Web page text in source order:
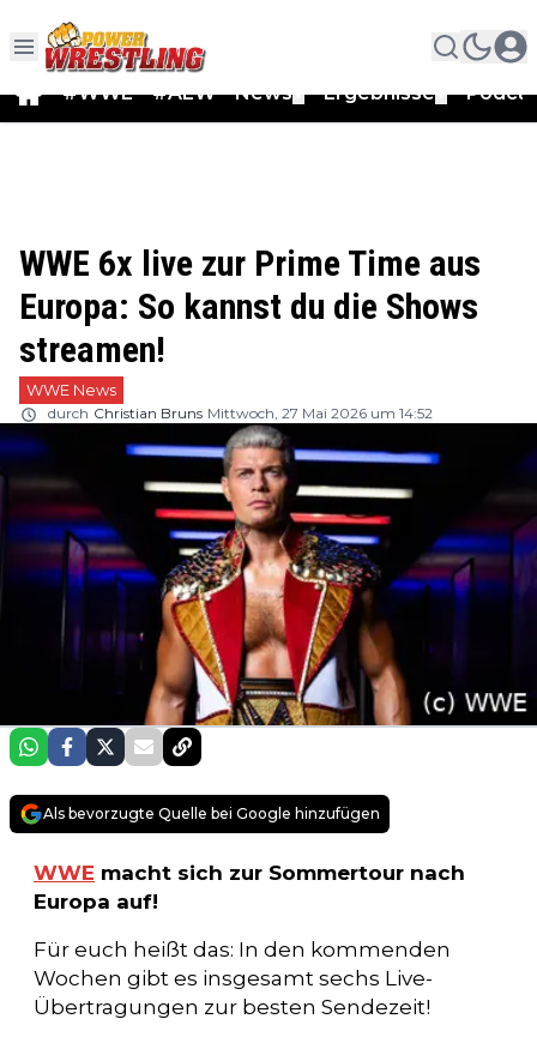
#WWE #AEW News Ergebnisse
WWE 6x live zur Prime Time aus
Europa: So kannst du die Shows
streamen!
WWE News
durch Christian Bruns Mittwoch, 27 Mai 2026 um 14:52
Als bevorzugte Quelle bei Google hinzufügen
WWE macht sich zur Sommertour nach
Europa auf!
Für euch heißt das: In den kommenden
Wochen gibt es insgesamt sechs Live-
Übertragungen zur besten Sendezeit!